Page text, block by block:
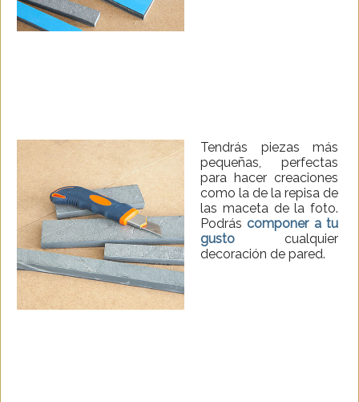
Tendrás piezas más
pequeñas, perfectas
para hacer creaciones
como la de la repisa de
las maceta de la foto.
Podrás componer a tu
gusto cualquier
decoración de pared.